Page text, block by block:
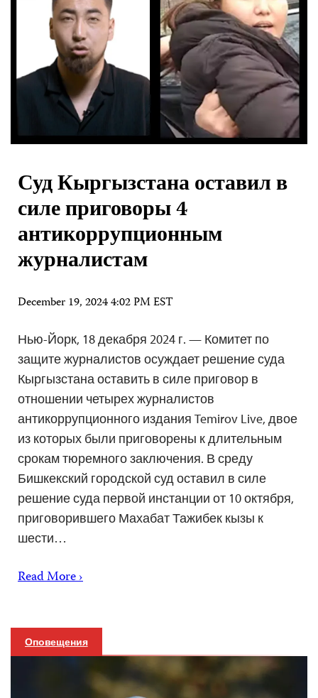
Суд Кыргызстана оставил в
силе приговоры 4
антикоррупционным
журналистам
December 19, 2024 4:02 PM EST
Нью-Йорк, 18 декабря 2024 г. — Комитет по
защите журналистов осуждает решение суда
Кыргызстана оставить в силе приговор в
отношении четырех журналистов
антикоррупционного издания Temirov Live, двое
из которых были приговорены к длительным
срокам тюремного заключения. В среду
Бишкекский городской суд оставил в силе
решение суда первой инстанции от 10 октября,
приговорившего Махабат Тажибек кызы к
шести…
Read More ›
Оповещения